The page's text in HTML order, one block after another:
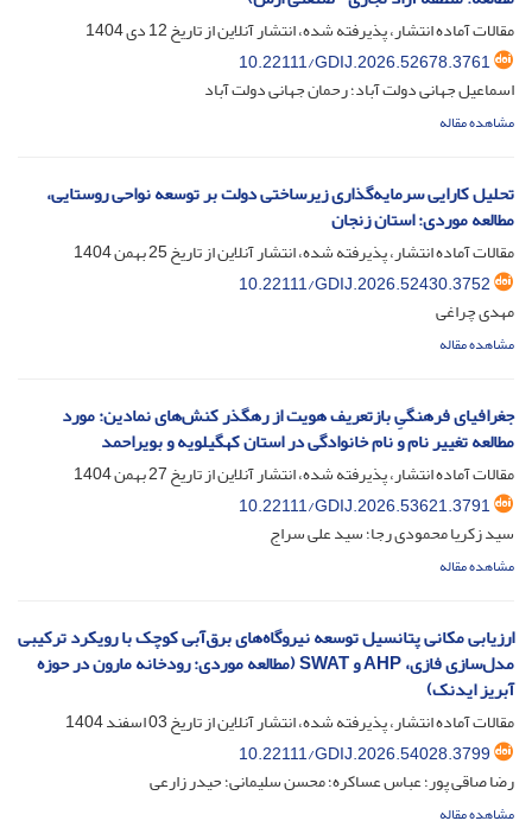
مقالات آماده انتشار، پذیرفته شده، انتشار آنلاین از تاریخ12 دی 1404
10.22111/GDIJ.2026.52678.3761
اسماعیل جهانی دولت آباد؛ رحمان جهانی دولت آباد
مشاهده مقاله
تحلیل کارایی سرمایه‌گذاری زیرساختی دولت بر توسعه نواحی روستایی،
مطالعه موردی: استان زنجان
مقالات آماده انتشار، پذیرفته شده، انتشار آنلاین از تاریخ25 بهمن 1404
10.22111/GDIJ.2026.52430.3752
مهدی چراغی
مشاهده مقاله
جغرافیای فرهنگیِ بازتعریف هویت از رهگذر کنش‌های نمادین: مورد
مطالعه تغییر نام و نام خانوادگی در استان کهگیلویه و بویراحمد
مقالات آماده انتشار، پذیرفته شده، انتشار آنلاین از تاریخ27 بهمن 1404
10.22111/GDIJ.2026.53621.3791
سید زکریا محمودی رجا؛ سید علی سراج
مشاهده مقاله
ارزیابی مکانی پتانسیل توسعه نیروگاه‌های برق‌آبی کوچک با رویکرد ترکیبی
مدل‌سازی فازی، AHP و SWAT (مطالعه موردی: رودخانه مارون در حوزه
آبریز ایدنک)
مقالات آماده انتشار، پذیرفته شده، انتشار آنلاین از تاریخ03 اسفند 1404
10.22111/GDIJ.2026.54028.3799
رضا صاقی پور؛ عباس عساکره؛ محسن سلیمانی؛ حیدر زارعی
مشاهده مقاله